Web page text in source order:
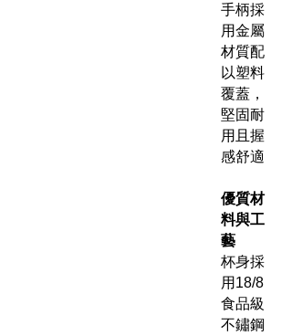
手柄採
用金屬
材質配
以塑料
覆蓋，
堅固耐
用且握
感舒適
優質材
料與工
藝
杯身採
用18/8
食品級
不鏽鋼